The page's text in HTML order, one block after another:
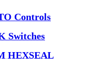
Controls
Switches
HEXSEAL